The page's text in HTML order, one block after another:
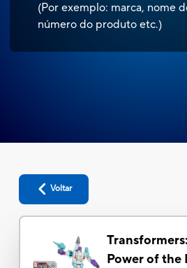
(Por exemplo: marca, nome
número do produto etc.)
Voltar
Power of the